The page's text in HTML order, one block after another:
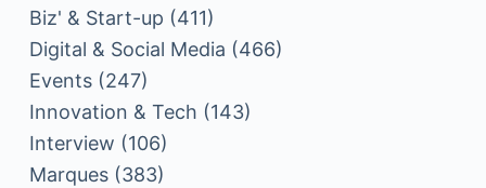
Biz' & Start-up (411)
Digital & Social Media (466)
Events(247)
Innovation & Tech (143)
Interview (106)
Marques(383)